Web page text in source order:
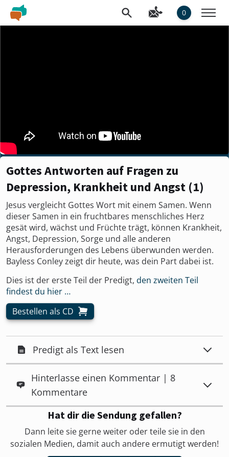
0
Gottes Antworten auf Fragen zu
Depression, Krankheit und Angst (1)
Jesus vergleicht Gottes Wort mit einem Samen. Wenn
dieser Samen in ein fruchtbares menschliches Herz
gesät wird, wächst und Früchte trägt, können Krankheit,
Angst, Depression, Sorge und alle anderen
Herausforderungen des Lebens überwunden werden.
Bayless Conley zeigt dir heute, was dein Part dabei ist.
Dies ist der erste Teil der Predigt, den zweiten Teil
findest du hier …
Bestellen als CD
Predigt als Text lesen
Hinterlasse einen Kommentar | 8
Kommentare
Hat dir die Sendung gefallen?
Dann leite sie gerne weiter oder teile sie in den
sozialen Medien, damit auch andere ermutigt werden!